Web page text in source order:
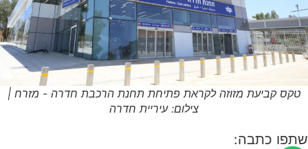
מזוזה לקראת פתיחת תחנת הרכבת חדרה - מזרח |
צילום: עיריית חדרה
כתבה: